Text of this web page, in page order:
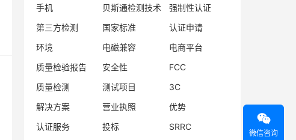
手机
贝斯通检测技术
强制性认证
第三方检测
国家标准
认证申请
环境
电磁兼容
电商平台
质量检验报告
安全性
FCC
质量检测
测试项目
3C
解决方案
营业执照
优势
认证服务
投标
SRRC

微信咨询